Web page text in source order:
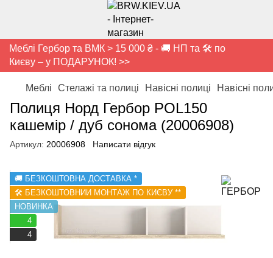
Меблі Гербор та ВМК > 15 000 ₴ - 🚚 НП та 🛠️ по
Києву – у ПОДАРУНОК! >>
Меблі Стелажі та полиці Навісні полиці Навісні
Полиця Норд Гербор POL150
кашемір / дуб сонома (20006908)
Артикул: 20006908 Написати відгук
🚚 БЕЗКОШТОВНА ДОСТАВКА *
🛠️ БЕЗКОШТОВНИЙ МОНТАЖ ПО КИЄВУ **
НОВИНКА
4
4